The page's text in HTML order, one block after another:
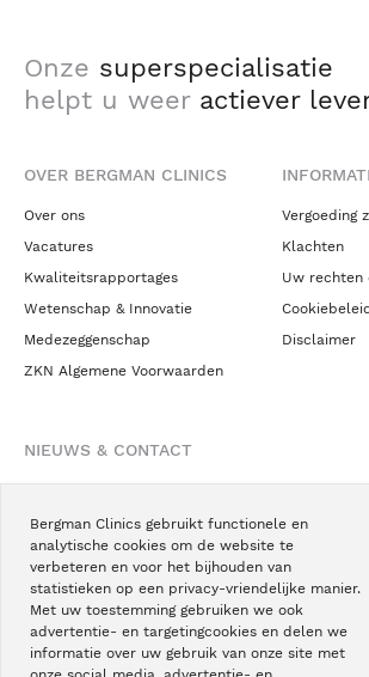
Bergman Clinics gebruikt functionele en
analytische cookies om de website te
verbeteren en voor het bijhouden van
statistieken op een privacy-vriendelijke manier.
Met uw toestemming gebruiken we ook
advertentie- en targetingcookies en delen we
informatie over uw gebruik van onze site met
Onze superspecialisatie
helpt u weer actiever
OVER BERGMAN CLINICS
Over ons
Vacatures
Kwaliteitsrapportages
Wetenschap & Innovatie
Medezeggenschap
ZKN Algemene Voorwaarden
Vergoeding
Klachten
Uw rechten
Cookiebeleid
Disclaimer
NIEUWS & CONTACT
Blogs
Podcast
Pressroom
Instagram
Facebook